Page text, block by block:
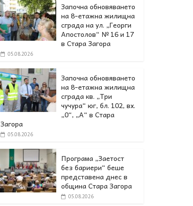
Започна обновяването
на 8-етажна жилищна
сграда на ул. „Георги
Апостолов“ № 16 и 17
в Стара Загора
05.08.2026
Започна обновяването
на 8-етажна жилищна
сграда кв. „Три
чучура“ юг, бл. 102, вх.
„0“, „А“ в Стара
Загора
05.08.2026
Програма „Заетост
без бариери“ беше
представена днес в
oбщина Стара Загора
05.08.2026